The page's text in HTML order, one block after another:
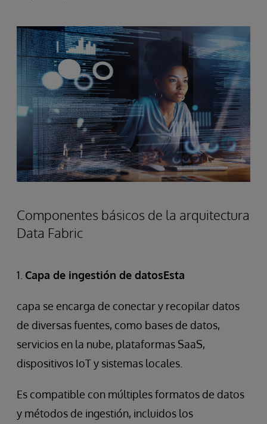
Componentes básicos de la arquitectura
Data Fabric
1. Capa de ingestión de datosEsta
capa se encarga de conectar y recopilar datos
de diversas fuentes, como bases de datos,
servicios en la nube, plataformas SaaS,
dispositivos IoT y sistemas locales.
Es compatible con múltiples formatos de datos
y métodos de ingestión, incluidos los